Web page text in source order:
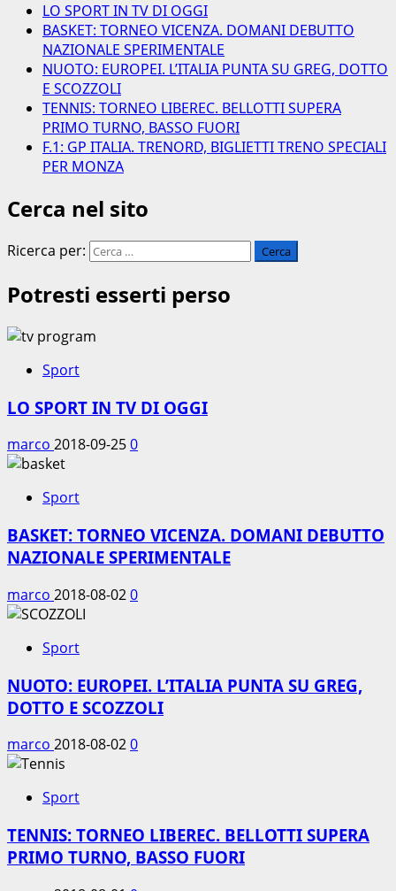
LO SPORT IN TV DI OGGI
BASKET: TORNEO VICENZA. DOMANI DEBUTTO
NAZIONALE SPERIMENTALE
NUOTO: EUROPEI. L’ITALIA PUNTA SU GREG, DOTTO
E SCOZZOLI
TENNIS: TORNEO LIBEREC. BELLOTTI SUPERA
PRIMO TURNO, BASSO FUORI
F.1: GP ITALIA. TRENORD, BIGLIETTI TRENO SPECIALI
PER MONZA
Cerca nel sito
Ricerca per:
Potresti esserti perso
Sport
LO SPORT IN TV DI OGGI
marco 2018-09-250
Sport
BASKET: TORNEO VICENZA. DOMANI DEBUTTO
NAZIONALE SPERIMENTALE
marco 2018-08-020
Sport
NUOTO: EUROPEI. L’ITALIA PUNTA SU GREG,
DOTTO E SCOZZOLI
marco 2018-08-020
Sport
TENNIS: TORNEO LIBEREC. BELLOTTI SUPERA
PRIMO TURNO, BASSO FUORI